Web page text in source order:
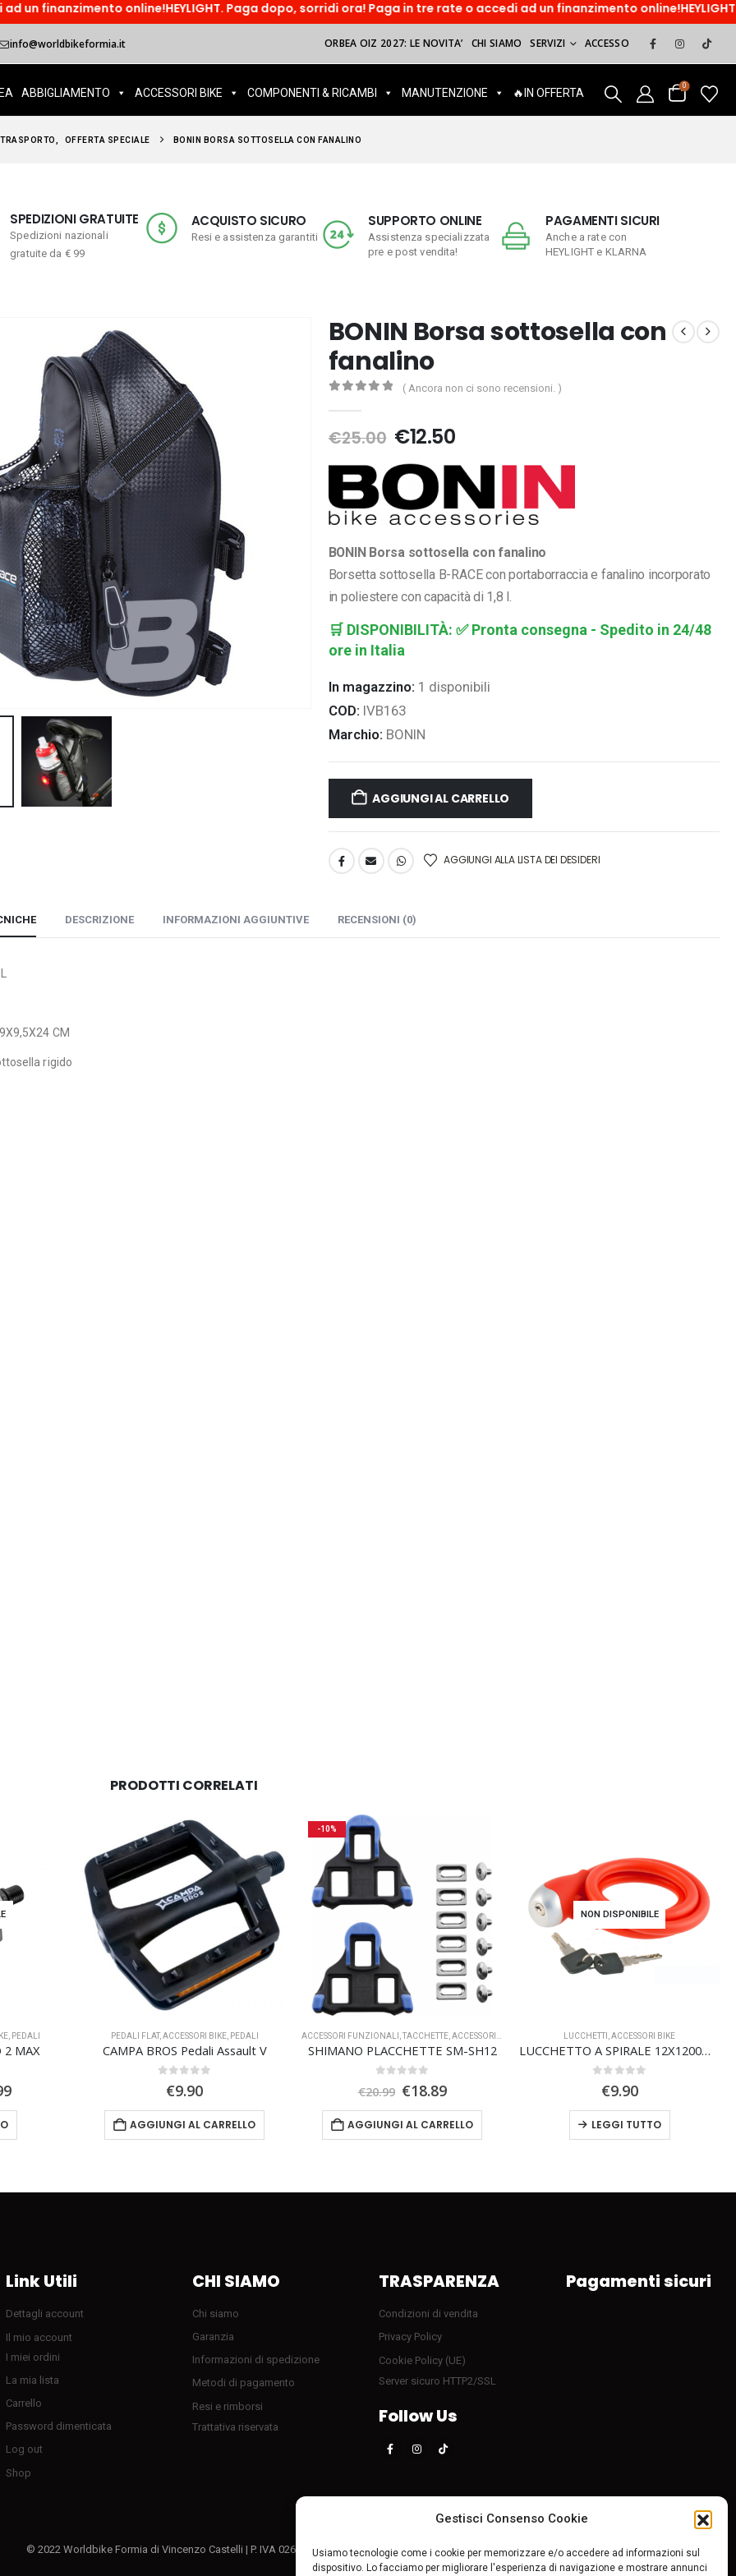
Gestisci Consenso Cookie
Usiamo tecnologie come i cookie per memorizzare e/o accedere ad informazioni sul
dispositivo. Lo facciamo per migliorare l'esperienza di navigazione e mostrare annunci
online!HEYLIGHT. Paga dopo, sorridi ora! Paga in tre rate o accedi ad un finanzimento online!HEYLIGHT. Paga
info@worldbikeformia.it ORBEA OIZ 2027: LE NOVITA’ CHI SIAMO SERVIZI ACCESSO
ABBIGLIAMENTO ACCESSORI BIKE COMPONENTI & RICAMBI MANUTENZIONE 🔥IN OFFERTA
0
TRASPORTO OFFERTA SPECIALE BONIN BORSA SOTTOSELLA CON FANALINO
SPEDIZIONI GRATUITE
Spedizioni nazionali
gratuite da € 99
ACQUISTO SICURO
Resi e assistenza garantiti
SUPPORTO ONLINE
Assistenza specializzata
pre e post vendita!
PAGAMENTI SICURI
Anche a rate con
HEYLIGHT e KLARNA
BONIN Borsa sottosella con
fanalino
( Ancora non ci sono recensioni. )
€25.00 Il
originale
era:
€25.00.
€12.50Il
attuale
è:
€12.50.
BONIN Borsa sottosella con fanalino
Borsetta sottosella B-RACE con portaborraccia e fanalino incorporato
in poliestere con capacità di 1,8 l.
🛒 DISPONIBILITÀ: ✅ Pronta consegna - Spedito in 24/48
ore in Italia
In magazzino: 1 disponibili
COD: IVB163
Marchio: BONIN
AGGIUNGI AL CARRELLO
AGGIUNGI ALLA LISTA DEI DESIDERI
DESCRIZIONE INFORMAZIONI AGGIUNTIVE RECENSIONI (0)
9X9,5X24 CM
rigido
PRODOTTI CORRELATI
PEDALI
2 MAX
Il
è:
PEDALI FLAT, ACCESSORI BIKE, PEDALI
CAMPA BROS Pedali Assault V
€9.90
AGGIUNGI AL CARRELLO
-10%
ACCESSORI FUNZIONALI ,TACCHETTE ,ACCESSORI BIKE
SHIMANO PLACCHETTE SM-SH12
€20.99 Il
originale
era:
€18.89Il
attuale
è:
AGGIUNGI AL CARRELLO
NON DISPONIBILE
LUCCHETTI ,ACCESSORI BIKE
LUCCHETTO A SPIRALE 12X1200MM ROSSO
€9.90
LEGGI TUTTO
Link Utili
Dettagli account
Il mio account
I miei ordini
La mia lista
Carrello
Password dimenticata
Log out
Shop
CHI SIAMO
Chi siamo
Garanzia
Informazioni di spedizione
Metodi di pagamento
Resi e rimborsi
Trattativa riservata
TRASPARENZA
Condizioni di vendita
Privacy Policy
Cookie Policy (UE)
Server sicuro HTTP2/SSL
Follow Us
Pagamenti sicuri
© 2022 Worldbike Formia di Vincenzo Castelli | P. IVA 02611080595